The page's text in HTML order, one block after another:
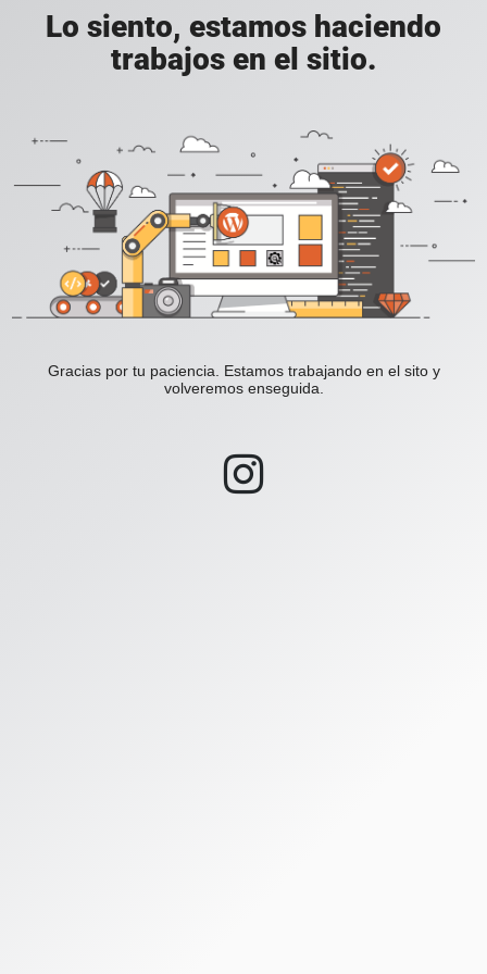
Lo siento, estamos haciendo
trabajos en el sitio.
Gracias por tu paciencia. Estamos trabajando en el sito y
volveremos enseguida.